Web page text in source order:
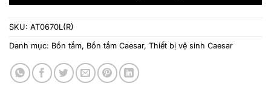
SKU: AT0670L(R)
Danh mục: Bồn tắm, Bồn tắm Caesar, Thiết bị vệ sinh Caesar